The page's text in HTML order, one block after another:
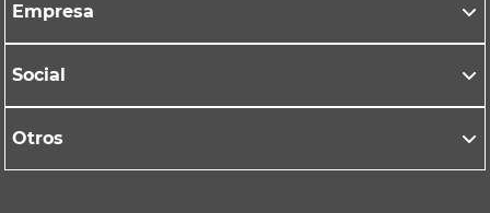
Empresa
Social
Otros